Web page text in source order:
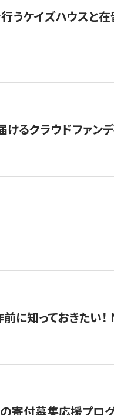
うケイズハウスと
るクラウドファン
に知っておきたい
寄付募集応援プロ